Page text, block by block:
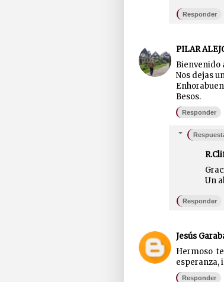
Responder
PILAR
Bienvenido
Nos dejas
Besos.
Responder
Un
Responder
Jesús
Hermoso
esperanza,
Responder